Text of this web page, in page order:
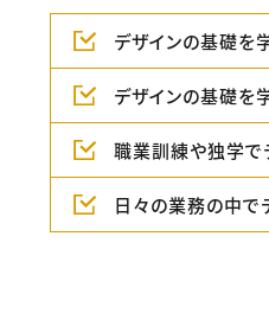
デザインの基礎を
デザインの基礎を
職業訓練や独学で
日々の業務の中で